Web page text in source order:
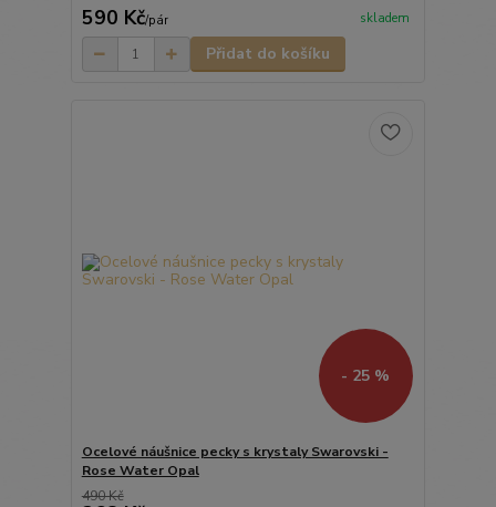
590 Kč/pár skladem
Přidat do košíku
- 25 %
Ocelové náušnice pecky s krystaly Swarovski -
Rose Water Opal
490 Kč